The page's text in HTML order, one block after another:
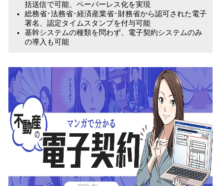
括送信で可能、ペーパーレス化を実現
総務省･法務省･経済産業省･財務省から認可された電子
署名、認定タイムスタンプを付与可能
基幹システムの種類を問わず、電子契約システムのみ
の導入も可能